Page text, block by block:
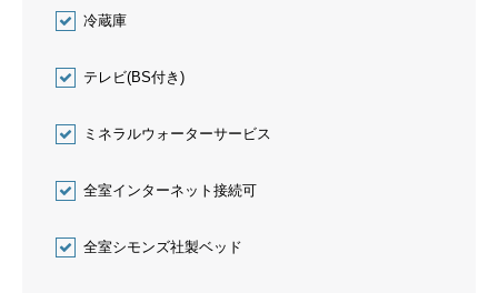
冷蔵庫
テレビ(BS付き)
ミネラルウォーターサービス
全室インターネット接続可
全室シモンズ社製ベッド